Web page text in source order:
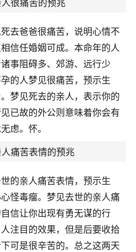
去爸爸很痛苦，说明心情不
信任婚姻可成。本命年的人
事阻碍多、郊游、远行少
的人梦见很痛苦，预示生
梦见死去的亲人，表示你的
已故的外公则意味着你会有
虑。怀。
痛苦表情的预兆
的亲人痛苦表情，预示生
怪毒瘤。梦见去世的亲人痛
信让你出现有勇无谋的行
注目的效果，但是后要收拾
可是很辛苦的。总之这两天
年了，都是缘分啊！
19
年，生意屡屡受挫，店开一家关
，生意好的就出事。前些年攒的
倒霉！我也想找人看看到底怎么
都是找慧来老师跟进的，选
开业日子，哪哪都看了，虽然
是我家生意还可以，前几天又
财库，希望财运更好一点！
18